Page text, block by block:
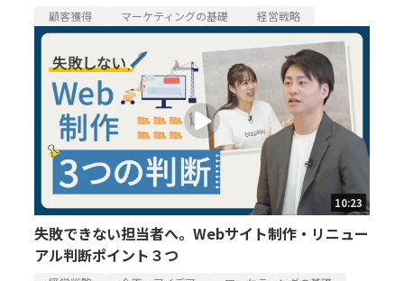
顧客獲得 マーケティングの基礎 経営戦略
10:23
失敗できない担当者へ。Webサイト制作・リニュー
アル判断ポイント３つ